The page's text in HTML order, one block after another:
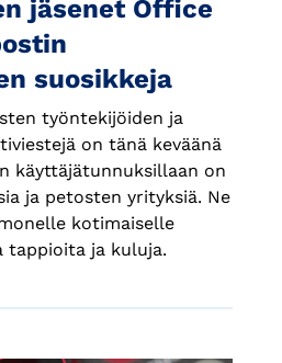
jäsenet Office
suosikkeja
työntekijöiden ja
on tänä keväänä
käyttäjätunnuksillaan on
ja petosten yrityksiä. Ne
kotimaiselle
tappioita ja kuluja.